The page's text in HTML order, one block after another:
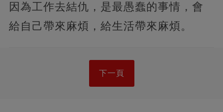
因為工作去結仇，是最愚蠢的事情，會
給自己帶來麻煩，給生活帶來麻煩。
下一頁